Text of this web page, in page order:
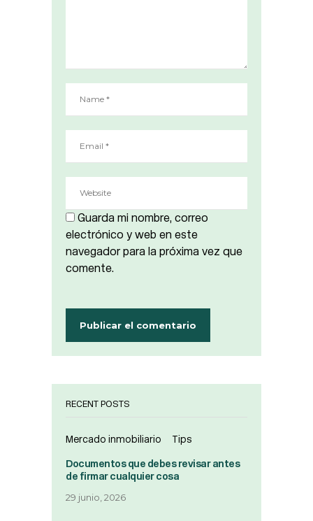
Guarda mi nombre, correo
electrónico y web en este
navegador para la próxima vez que
comente.
RECENT POSTS
Mercado inmobiliario Tips
Documentos que debes revisar antes
de firmar cualquier cosa
29 junio, 2026